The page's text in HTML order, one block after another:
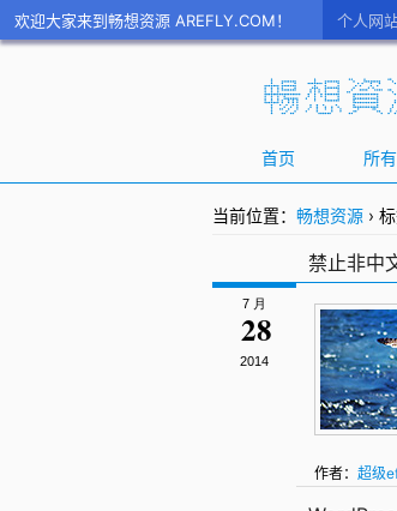
欢迎大家来到畅想资源 AREFLY.COM！ 个人网
首页 所
当前位置： 畅想资源 ›
禁止非中
7 月
28
2014
作者： 超级